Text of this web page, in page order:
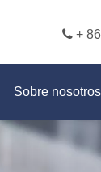
 +
Sobre nosotros